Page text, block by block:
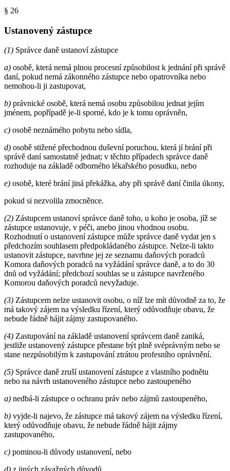
§ 26
Ustanovený zástupce
(1) Správce daně ustanoví zástupce
a) osobě, která nemá plnou procesní způsobilost k jednání při správě
daní, pokud nemá zákonného zástupce nebo opatrovníka nebo
nemohou-li ji zastupovat,
b) právnické osobě, která nemá osobu způsobilou jednat jejím
jménem, popřípadě je-li sporné, kdo je k tomu oprávněn,
c) osobě neznámého pobytu nebo sídla,
d) osobě stižené přechodnou duševní poruchou, která jí brání při
správě daní samostatně jednat; v těchto případech správce daně
rozhoduje na základě odborného lékařského posudku, nebo
e) osobě, které brání jiná překážka, aby při správě daní činila úkony,
pokud si nezvolila zmocněnce.
(2) Zástupcem ustanoví správce daně toho, u koho je osoba, jíž se
zástupce ustanovuje, v péči, anebo jinou vhodnou osobu.
Rozhodnutí o ustanovení zástupce může správce daně vydat jen s
předchozím souhlasem předpokládaného zástupce. Nelze-li takto
ustanovit zástupce, navrhne jej ze seznamu daňových poradců
Komora daňových poradců na vyžádání správce daně, a to do 30
dnů od vyžádání; předchozí souhlas se u zástupce navrženého
Komorou daňových poradců nevyžaduje.
(3) Zástupcem nelze ustanovit osobu, o níž lze mít důvodně za to, že
má takový zájem na výsledku řízení, který odůvodňuje obavu, že
nebude řádně hájit zájmy zastupovaného.
(4) Zastupování na základě ustanovení správcem daně zaniká,
jestliže ustanovený zástupce přestane být plně svéprávným nebo se
stane nezpůsobilým k zastupování ztrátou profesního oprávnění.
(5) Správce daně zruší ustanovení zástupce z vlastního podnětu
nebo na návrh ustanoveného zástupce nebo zastoupeného
a) nedbá-li zástupce o ochranu práv nebo zájmů zastoupeného,
b) vyjde-li najevo, že zástupce má takový zájem na výsledku řízení,
který odůvodňuje obavu, že nebude řádně hájit zájmy
zastupovaného,
c) pominou-li důvody ustanovení, nebo